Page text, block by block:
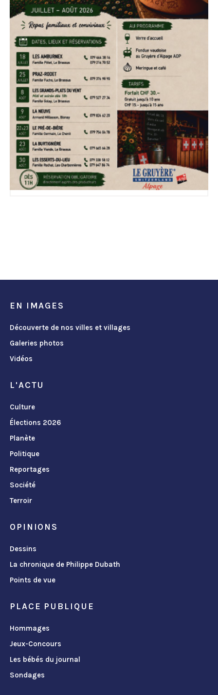
EN IMAGES
Découverte de nos villes et villages
Galeries photos
Vidéos
L'ACTU
Culture
Élections 2026
Planète
Politique
Reportages
Société
Terroir
OPINIONS
Dessins
La chronique de Philippe Dubath
Points de vue
PLACE PUBLIQUE
Hommages
Jeux-Concours
Les bébés du journal
Sondages